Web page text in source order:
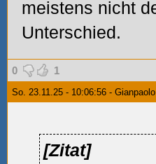
meistens nicht
Unterschied.
0 1
So. 23.11.25 - 10:06:56 - Gianpaolo
[Zitat]